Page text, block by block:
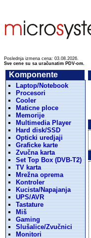
Poslednja izmena cena: 03.08.2026.
Sve cene su sa uračunatim PDV-om.
Komponente
Laptop/Notebook
Procesori
Cooler
Maticne ploce
Memorije
Multimedia Player
Hard disk/SSD
Opticki uredjaji
Graficke karte
Zvučna karta
Set Top Box (DVB-T2)
TV karta
Mrežna oprema
Kontroler
Kucista/Napajanja
UPS/AVR
Tastature
Miš
Gaming
Slušalice/Zvučnici
Monitori